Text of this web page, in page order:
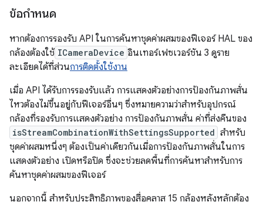
ข้อกำหนด
หากต้องการรองรับ API ในการค้นหาชุดค่าผสมของฟีเจอร์ HAL ของ
กล้องต้องใช้ ICameraDevice อินเทอร์เฟซเวอร์ชัน 3 ดูราย
ละเอียดได้ที่ส่วนการติดตั้งใช้งาน
เมื่อ API ได้รับการรองรับแล้ว การแสดงตัวอย่างการป้องกันภาพสั่น
ไหวต้องไม่ขึ้นอยู่กับฟีเจอร์อื่นๆ ซึ่งหมายความว่าสำหรับอุปกรณ์
กล้องที่รองรับการแสดงตัวอย่าง การป้องกันภาพสั่น ค่าที่ส่งคืนของ
isStreamCombinationWithSettingsSupported สำหรับ
ชุดค่าผสมหนึ่งๆ ต้องเป็นค่าเดียวกันเมื่อการป้องกันภาพสั่นในการ
แสดงตัวอย่าง เปิดหรือปิด ซึ่งจะช่วยลดพื้นที่การค้นหาสำหรับการ
ค้นหาชุดค่าผสมของฟีเจอร์
นอกจากนี้ สำหรับประสิทธิภาพของสื่อคลาส 15 กล้องหลังหลักต้อง